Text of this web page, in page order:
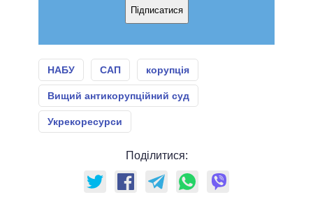
Підписатися
НАБУ САП корупція
Вищий антикорупційний суд
Укрекоресурси
Поділитися: